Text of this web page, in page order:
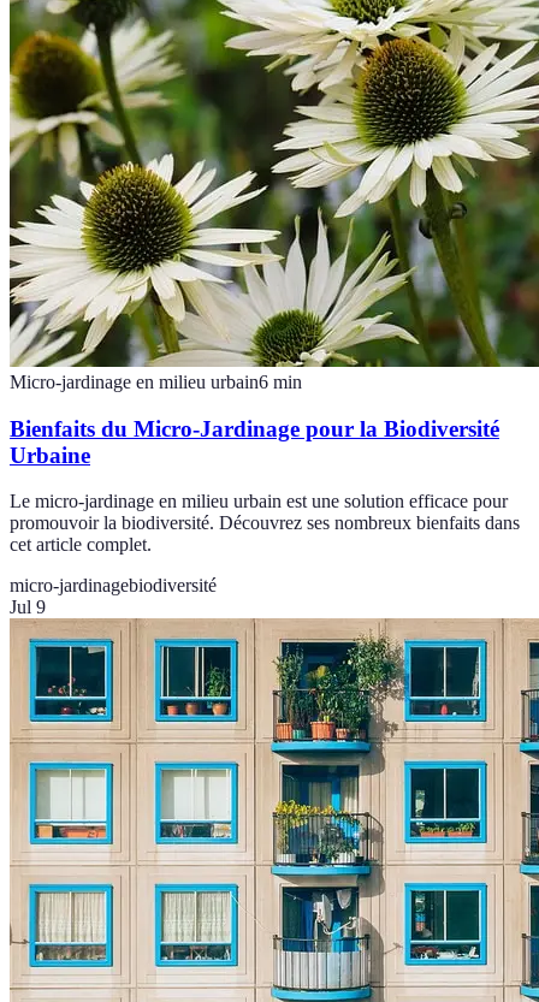
Micro-jardinage en milieu urbain6 min
Bienfaits du Micro-Jardinage pour la Biodiversité
Urbaine
Le micro-jardinage en milieu urbain est une solution efficace pour
promouvoir la biodiversité. Découvrez ses nombreux bienfaits dans
cet article complet.
micro-jardinagebiodiversité
Jul 9